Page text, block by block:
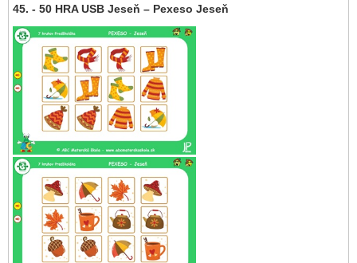
45. - 50 HRA USB Jeseň – Pexeso Jeseň